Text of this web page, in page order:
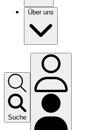
Über uns
Suche